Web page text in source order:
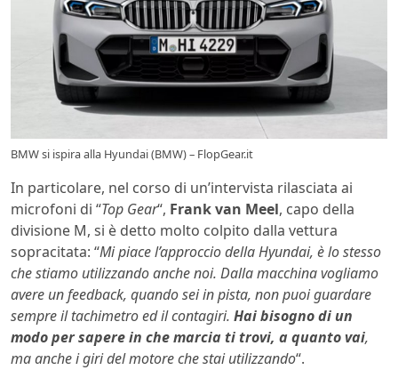
BMW si ispira alla Hyundai (BMW) – FlopGear.it
In particolare, nel corso di un’intervista rilasciata ai
microfoni di “Top Gear“, Frank van Meel, capo della
divisione M, si è detto molto colpito dalla vettura
sopracitata: “Mi piace l’approccio della Hyundai, è lo stesso
che stiamo utilizzando anche noi. Dalla macchina vogliamo
avere un feedback, quando sei in pista, non puoi guardare
sempre il tachimetro ed il contagiri. Hai bisogno di un
modo per sapere in che marcia ti trovi, a quanto vai,
ma anche i giri del motore che stai utilizzando“.